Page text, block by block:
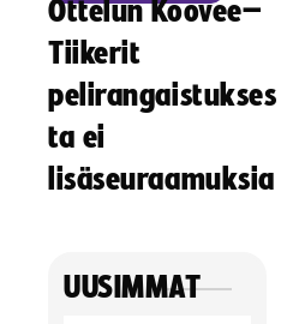
Ottelun Koovee–
Tiikerit
pelirangaistukses
ta ei
lisäseuraamuksia
UUSIMMAT